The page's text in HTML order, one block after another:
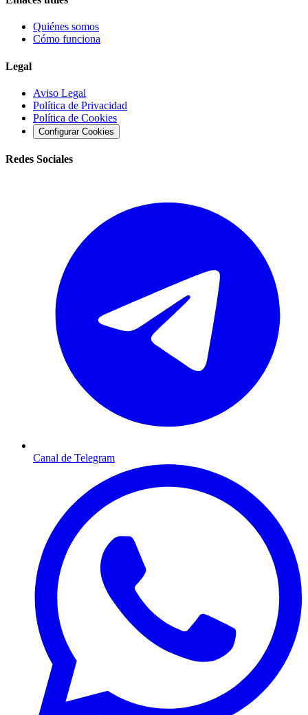
Quiénes somos
Cómo funciona
Legal
Aviso Legal
Política de Privacidad
Política de Cookies
Configurar Cookies
Redes Sociales
Canal de Telegram